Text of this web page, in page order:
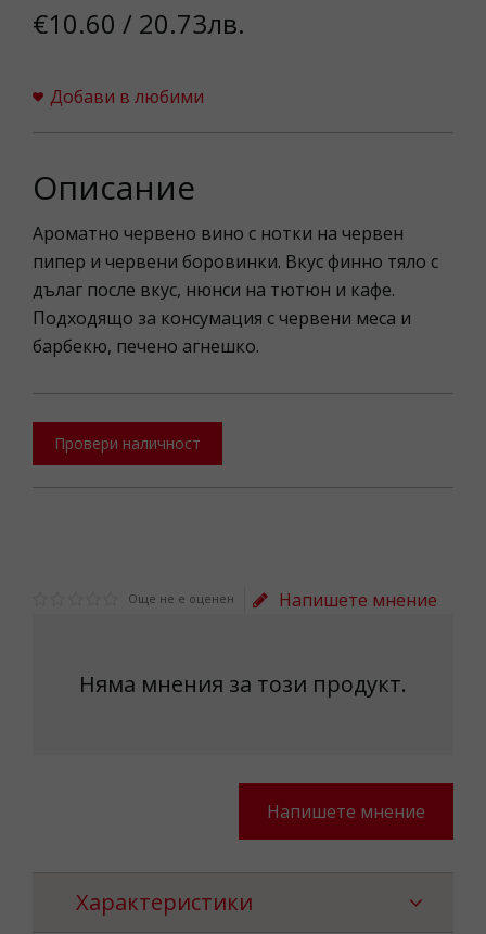
€10.60 / 20.73лв.
Добави в любими
Описание
Ароматно червено вино с нотки на червен
пипер и червени боровинки. Вкус финно тяло с
дълаг после вкус, нюнси на тютюн и кафе.
Подходящо за консумация с червени меса и
барбекю, печено агнешко.
Провери наличност
Още не е оценен Напишете мнение
Няма мнения за този продукт.
Напишете мнение
Характеристики